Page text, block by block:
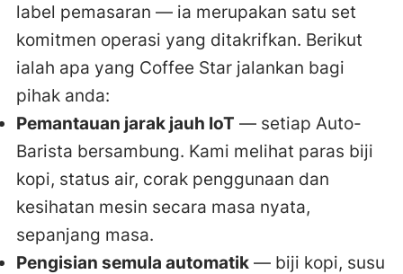
label pemasaran — ia merupakan satu set
komitmen operasi yang ditakrifkan. Berikut
ialah apa yang Coffee Star jalankan bagi
pihak anda:
Pemantauan jarak jauh IoT — setiap Auto-
Barista bersambung. Kami melihat paras biji
kopi, status air, corak penggunaan dan
kesihatan mesin secara masa nyata,
sepanjang masa.
Pengisian semula automatik — biji kopi, susu